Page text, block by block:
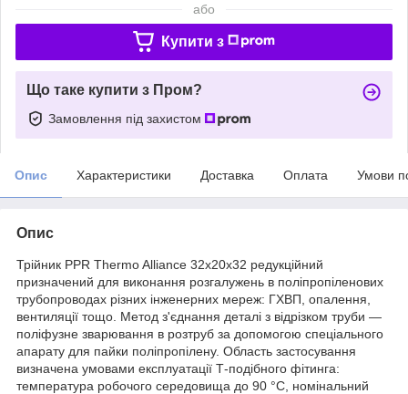
або
Купити з
Що таке купити з Пром?
Замовлення під захистом
Опис Характеристики Доставка Оплата Умови
Опис
Трійник PPR Thermo Alliance 32х20х32 редукційний
призначений для виконання розгалужень в поліпропіленових
трубопроводах різних інженерних мереж: ГХВП, опалення,
вентиляції тощо. Метод з'єднання деталі з відрізком труби —
поліфузне зварювання в розтруб за допомогою спеціального
апарату для пайки поліпропілену. Область застосування
визначена умовами експлуатації Т-подібного фітинга:
температура робочого середовища до 90 °C, номінальний